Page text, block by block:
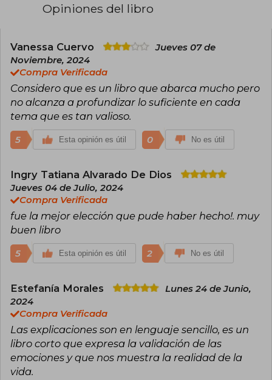
Opiniones del libro
Vanessa Cuervo
Jueves 07 de
Noviembre, 2024
Compra Verificada
Considero que es un libro que abarca mucho pero
no alcanza a profundizar lo suficiente en cada
tema que es tan valioso.
5 Esta opinión es útil 0 No es útil
Ingry Tatiana Alvarado De Dios
Jueves 04 de Julio, 2024
Compra Verificada
fue la mejor elección que pude haber hecho!. muy
buen libro
5 Esta opinión es útil 2 No es útil
Estefanía Morales
Lunes 24 de Junio,
2024
Compra Verificada
Las explicaciones son en lenguaje sencillo, es un
libro corto que expresa la validación de las
emociones y que nos muestra la realidad de la
vida.